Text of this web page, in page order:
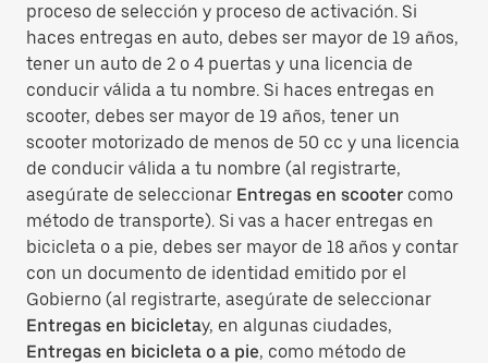
proceso de selección y proceso de activación. Si
haces entregas en auto, debes ser mayor de 19 años,
tener un auto de 2 o 4 puertas y una licencia de
conducir válida a tu nombre. Si haces entregas en
scooter, debes ser mayor de 19 años, tener un
scooter motorizado de menos de 50 cc y una licencia
de conducir válida a tu nombre (al registrarte,
asegúrate de seleccionar Entregas en scooter como
método de transporte). Si vas a hacer entregas en
bicicleta o a pie, debes ser mayor de 18 años y contar
con un documento de identidad emitido por el
Gobierno (al registrarte, asegúrate de seleccionar
Entregas en bicicletay, en algunas ciudades,
Entregas en bicicleta o a pie, como método de